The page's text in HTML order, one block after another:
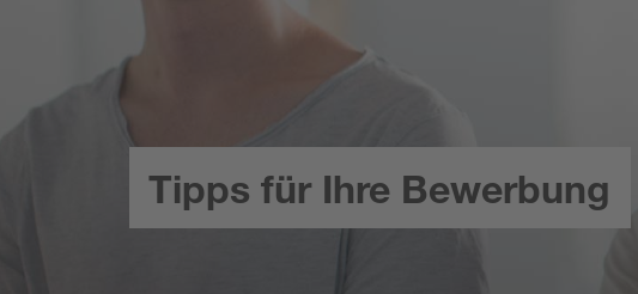
Tipps für Ihre Bewerbung